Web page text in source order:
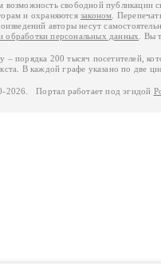
возможность свободной публикации
и охраняются законом .
авторы несут
обработки персональных данных . Вы
– порядка 200 тысяч посетителей,
В каждой графе указано по две
2026. Портал работает под эгидой